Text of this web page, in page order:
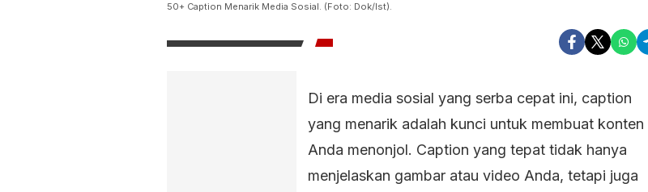
50+ Caption Menarik Media Sosial. (Foto: Dok/Ist).
Di era media sosial yang serba cepat ini, caption
yang menarik adalah kunci untuk membuat konten
Anda menonjol. Caption yang tepat tidak hanya
menjelaskan gambar atau video Anda, tetapi juga